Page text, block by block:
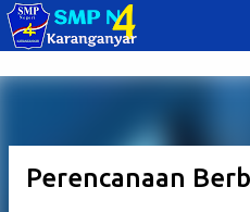
Perencanaan